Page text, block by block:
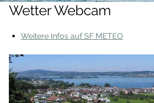
Wetter Webcam
Weitere Infos auf SF METEO